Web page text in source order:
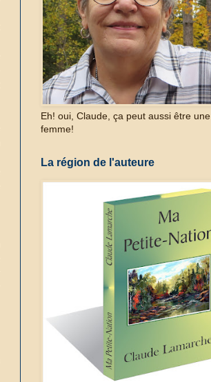
Eh! oui, Claude, ça peut aussi être une
femme!
La région de l'auteure